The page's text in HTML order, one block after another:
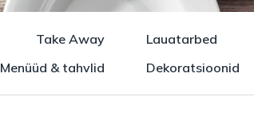
Take Away Lauatarbed
Menüüd & tahvlid Dekoratsioonid